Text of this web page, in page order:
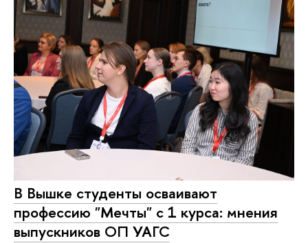
В Вышке студенты осваивают
профессию "Мечты" с 1 курса: мнения
выпускников ОП УАГС